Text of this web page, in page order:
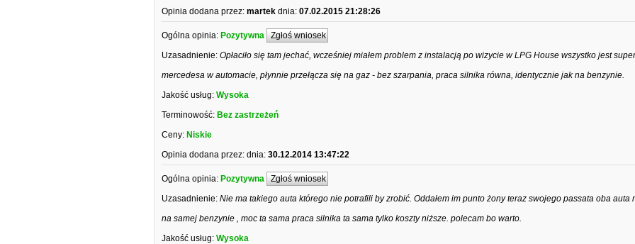
Opinia dodana przez: martek dnia: 07.02.2015 21:28:26
Ogólna opinia: Pozytywna Zgłoś wniosek
Uzasadnienie: Opłaciło się tam jechać, wcześniej miałem problem z instalacją po wizycie w LPG House wszystko jest
mercedesa w automacie, płynnie przełącza się na gaz - bez szarpania, praca silnika równa, identycznie jak na benzynie.
Jakość usług: Wysoka
Terminowość: Bez zastrzeżeń
Ceny: Niskie
Opinia dodana przez: dnia: 30.12.2014 13:47:22
Ogólna opinia: Pozytywna Zgłoś wniosek
Uzasadnienie: Nie ma takiego auta którego nie potrafili by zrobić. Oddałem im punto żony teraz swojego passata oba auta
na samej benzynie , moc ta sama praca silnika ta sama tylko koszty niższe. polecam bo warto.
Jakość usług: Wysoka